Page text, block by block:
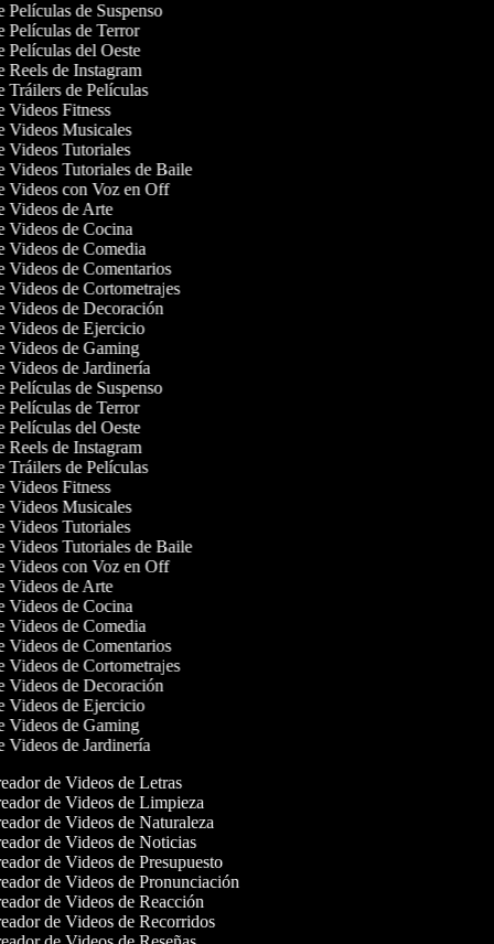
Películas de Suspenso
Películas de Terror
Películas del Oeste
Reels de Instagram
Tráilers de Películas
Videos Fitness
Videos Musicales
Videos Tutoriales
Videos Tutoriales de Baile
Videos con Voz en Off
Videos de Arte
Videos de Cocina
Videos de Comedia
Videos de Comentarios
Videos de Cortometrajes
Videos de Decoración
Videos de Ejercicio
Videos de Gaming
Videos de Jardinería
Películas de Suspenso
Películas de Terror
Películas del Oeste
Reels de Instagram
Tráilers de Películas
Videos Fitness
Videos Musicales
Videos Tutoriales
Videos Tutoriales de Baile
Videos con Voz en Off
Videos de Arte
Videos de Cocina
Videos de Comedia
Videos de Comentarios
Videos de Cortometrajes
Videos de Decoración
Videos de Ejercicio
Videos de Gaming
Videos de Jardinería
de Videos de Letras
de Videos de Limpieza
de Videos de Naturaleza
de Videos de Noticias
de Videos de Presupuesto
de Videos de Pronunciación
de Videos de Reacción
de Videos de Recorridos